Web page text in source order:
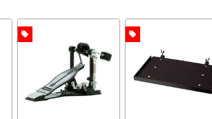
local_offer local_offer